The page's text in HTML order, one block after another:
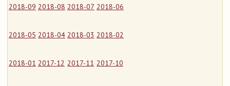
2018-09 2018-08 2018-07 2018-06
2018-05 2018-04 2018-03 2018-02
2018-01 2017-12 2017-11 2017-10